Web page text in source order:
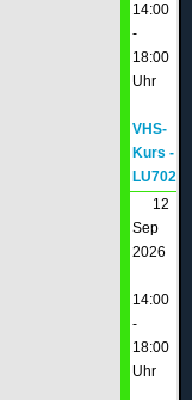
14:00
-
18:00
Uhr
VHS-
Kurs -
LU702
12
Sep
2026
14:00
-
18:00
Uhr